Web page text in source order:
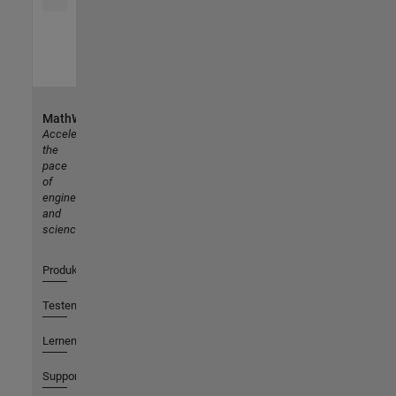
MathWorks
Accelerating
the
pace
of
engineering
and
science
Produkte
Testen oder Kaufen
Lernen
Support